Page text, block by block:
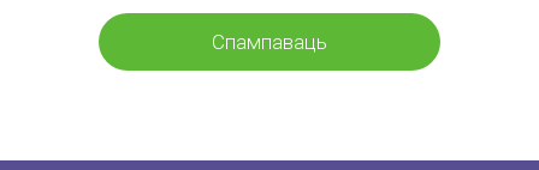
Спампаваць